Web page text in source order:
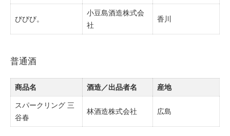
びびび。
小豆島酒造株式会
社
香川
普通酒
商品名 酒造／出品者名 産地
スパークリング 三
谷春
林酒造株式会社 広島